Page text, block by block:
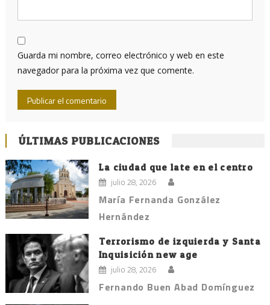
Guarda mi nombre, correo electrónico y web en este
navegador para la próxima vez que comente.
ÚLTIMAS PUBLICACIONES
La ciudad que late en el centro
julio 28, 2026
María Fernanda González
Hernández
Terrorismo de izquierda y Santa
Inquisición new age
julio 28, 2026
Fernando Buen Abad Domínguez